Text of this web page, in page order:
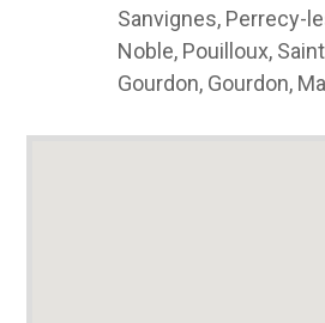
Sanvignes, Perrecy-
Noble, Pouilloux,
Gourdon, Gourdon,